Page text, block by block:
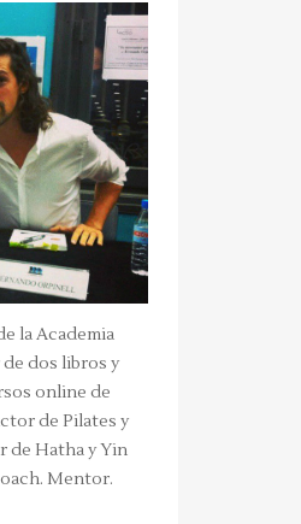
la Academia
dos libros y
online de
de Pilates y
de Hatha y Yin
Mentor.